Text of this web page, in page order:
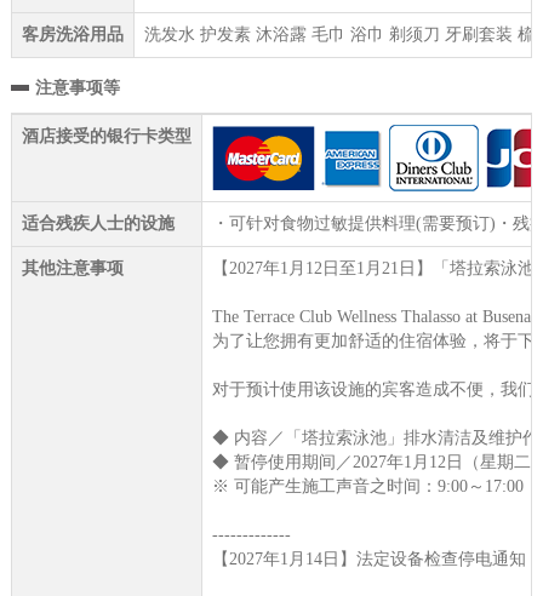
客房洗浴用品 洗发水 护发素 沐浴露 毛巾 浴巾 剃须刀 牙刷套装 梳
注意事项等
酒店接受的银行卡类型
适合残疾人士的设施 ・可针对食物过敏提供料理(需要预订)・
其他注意事项 【2027年1月12日至1月21日】「塔拉索泳
The Terrace Club Wellness Thalasso at
为了让您拥有更加舒适的住宿体验，将于
对于预计使用该设施的宾客造成不便，我们
◆ 内容／「塔拉索泳池」排水清洁及维护作
◆ 暂停使用期间／2027年1月12日（星期二
※ 可能产生施工声音之时间：9:00～17:00
-------------
【2027年1月14日】法定设备检查停电通知